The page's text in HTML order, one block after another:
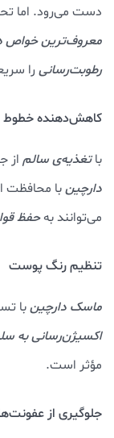
دست می‌رود. اما
معروف‌ترین خواص
رطوبت‌رسانی را
کاهش‌دهنده خطوط
باتغذیه‌ی سالم از
دارچینبا محافظت
می‌توانند بهحفظ
تنظیم رنگ پوست
ماسک دارچینبا
اکسیژن‌رسانی به
مؤثر است.
جلوگیری از